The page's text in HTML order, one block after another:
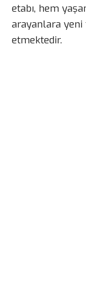
etabı, hem
arayanlara yeni
etmektedir.